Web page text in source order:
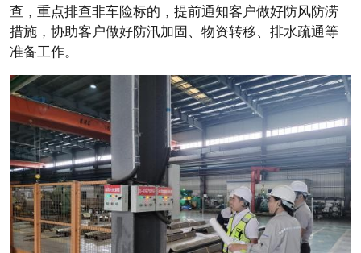
查，重点排查非车险标的，提前通知客户做好防风防涝
措施，协助客户做好防汛加固、物资转移、排水疏通等
准备工作。